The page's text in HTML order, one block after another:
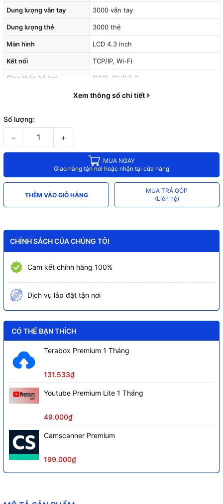
Dung lượng vân tay 3000 vân tay
Dung lượng thẻ 3000 thẻ
Màn hình LCD 4.3 inch
Kết nối TCP/IP, Wi-Fi
Giao thức hỗ trợ ISAPI, ISUP 5.0
Khoảng cách nhận diện 0.3 m đến 1.5 m
Nhiệt độ làm việc
Vị trí lắp đặt
Xem thông số chi tiết
Số lượng:
− +
MUA NGAY
Giao hàng tận nơi hoặc nhận tại cửa hàng
THÊM VÀO GIỎ HÀNG
MUA TRẢ GÓP
(Liên hệ)
CHÍNH SÁCH CỦA CHÚNG TÔI
Cam kết chính hãng 100%
Dịch vụ lắp đặt tận nơi
CÓ THỂ BẠN THÍCH
Terabox Premium 1 Tháng
131.533₫
Youtube Premium Lite 1 Tháng
49.000₫
Camscanner Premium
199.000₫